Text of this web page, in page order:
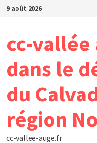
Passer
9 août 2026
cc-vallée
dans le
du
région
cc-vallee-auge.fr